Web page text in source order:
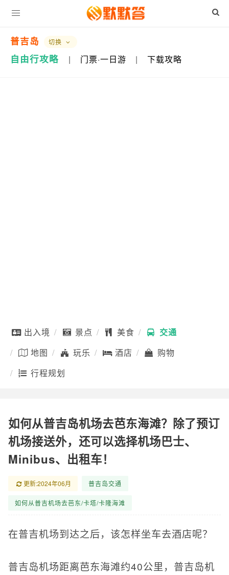
普吉岛 切换
自由行攻略 | 门票·一日游 | 下载攻略
出入境 景点 美食
交通
地图
玩乐 酒店
购物
行程规划
如何从普吉岛机场去芭东海滩？除了预订
机场接送外，还可以选择机场巴士、
Minibus、出租车！
更新:2024年06月 普吉岛交通
如何从普吉机场去芭东/卡塔/卡隆海滩
在普吉机场到达之后，该怎样坐车去酒店呢？
普吉岛机场距离芭东海滩约40公里，普吉岛机